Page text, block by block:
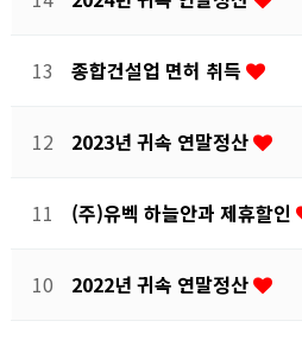
13 종합건설업 면허 취득
12 2023년 귀속 연말정산
11 (주)유벡 하늘안과 제휴할인
10 2022년 귀속 연말정산